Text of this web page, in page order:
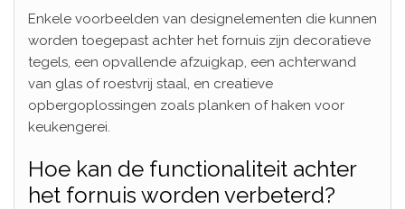
Enkele voorbeelden van designelementen die kunnen
worden toegepast achter het fornuis zijn decoratieve
tegels, een opvallende afzuigkap, een achterwand
van glas of roestvrij staal, en creatieve
opbergoplossingen zoals planken of haken voor
keukengerei.
Hoe kan de functionaliteit achter
het fornuis worden verbeterd?